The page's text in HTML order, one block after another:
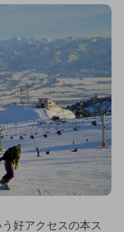
好アクセスの本ス